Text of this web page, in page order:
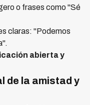
o frases como "Sé
claras: "Podemos
abierta y
de la amistad y